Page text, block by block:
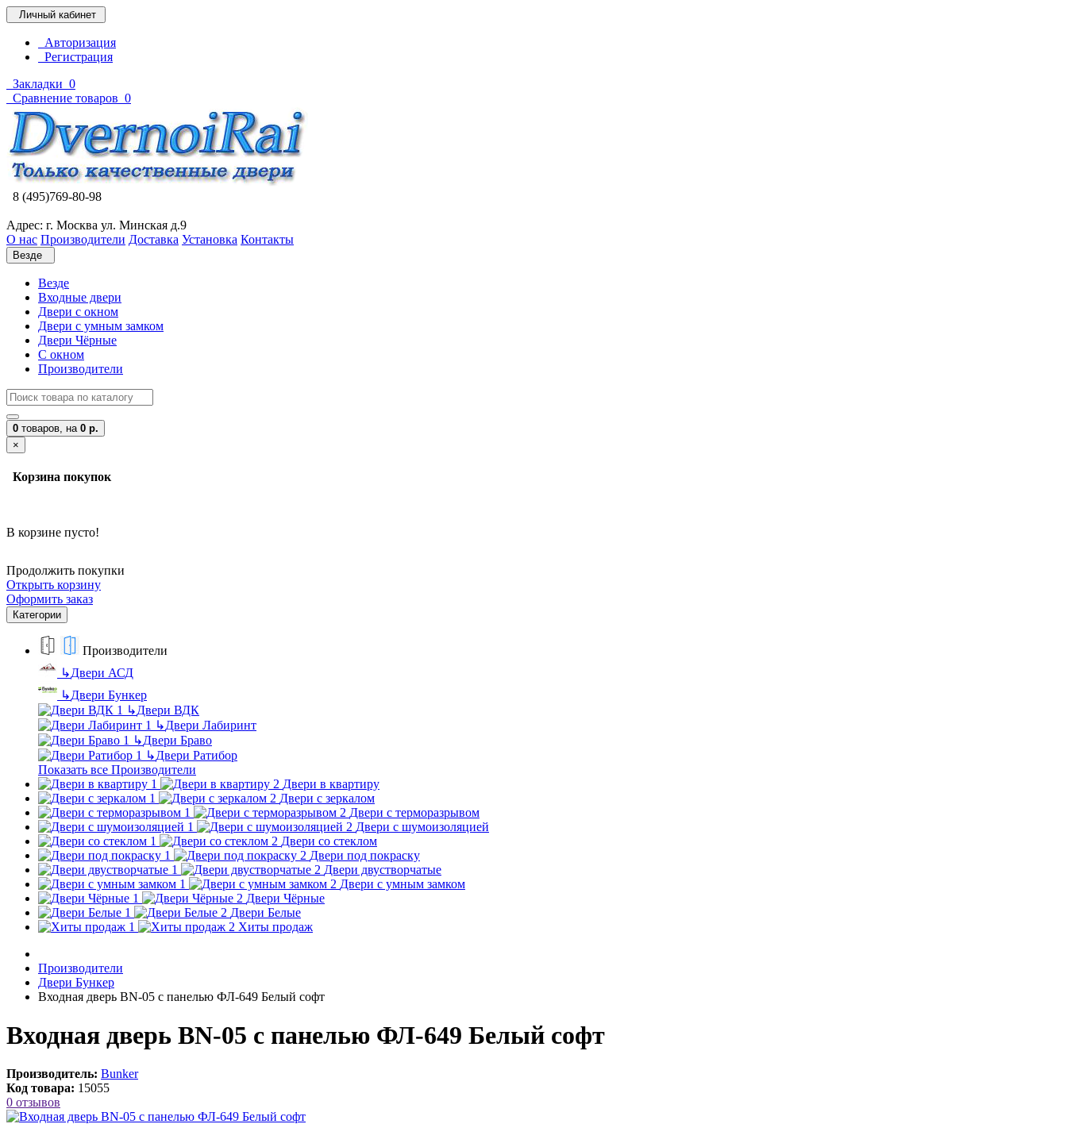
Личный кабинет
Авторизация
Регистрация
Закладки 0
Сравнение товаров 0
8 (495)769-80-98
Адрес: г. Москва ул. Минская д.9
О нас Производители Доставка Установка Контакты
Везде
Везде
Входные двери
Двери с окном
Двери с умным замком
Двери Чёрные
C окном
Производители
0 товаров, на 0 р.
×
Корзина покупок
В корзине пусто!
Продолжить покупки
Открыть корзину
Оформить заказ
Категории
Производители
↳Двери АСД
↳Двери Бункер
↳Двери ВДК
↳Двери Лабиринт
↳Двери Браво
↳Двери Ратибор
Показать все Производители
Двери в квартиру
Двери с зеркалом
Двери с терморазрывом
Двери с шумоизоляцией
Двери со стеклом
Двери под покраску
Двери двустворчатые
Двери с умным замком
Двери Чёрные
Двери Белые
Хиты продаж
Производители
Двери Бункер
Входная дверь BN-05 с панелью ФЛ-649 Белый софт
Входная дверь BN-05 с панелью ФЛ-649 Белый софт
Производитель: Bunker
Код товара: 15055
0 отзывов